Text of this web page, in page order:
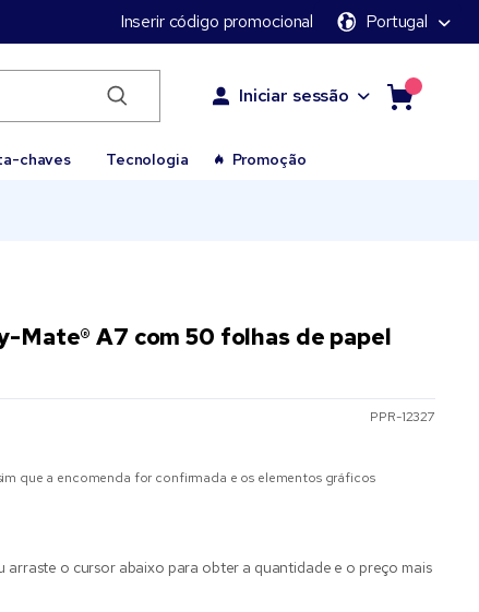
Inserir código promocional Portugal
Iniciar sessão
chaves Tecnologia Promoção
Mate® A7 com 50 folhas de papel
PPR-12327
que a encomenda for confirmada e os elementos gráficos
arraste o cursor abaixo para obter a quantidade e o preço mais